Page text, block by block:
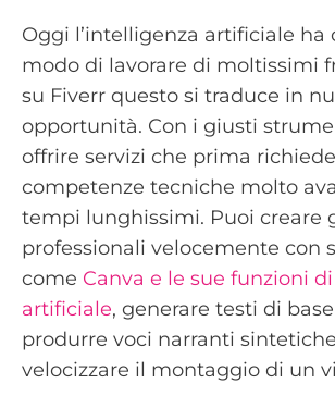
Oggi l’intelligenza artificiale ha
modo di lavorare di moltissimi
su Fiverr questo si traduce in
opportunità. Con i giusti
offrire servizi che prima
competenze tecniche molto
tempi lunghissimi. Puoi creare
professionali velocemente con
come Canva e le sue funzioni
artificiale, generare testi di
produrre voci narranti
velocizzare il montaggio di un